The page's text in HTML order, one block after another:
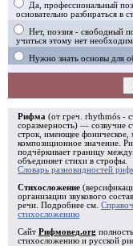
Да, профессиональный
основательно разбираться в
Нет, поэзия - свободный
учиться этому нет
Нужно знать основы для
Рифма (от греч. rhythmós -
соразмерность) — созвучие
строк, имеющее фоническое,
композиционное значение.
подчёркивает границу
объединяет стихи в строфы
Словарь разновидностей
Стихосложение
организации звукового
речи. Подробнее см.
стихосложению
Сайт Рифмовед.org
стихосложению и русской